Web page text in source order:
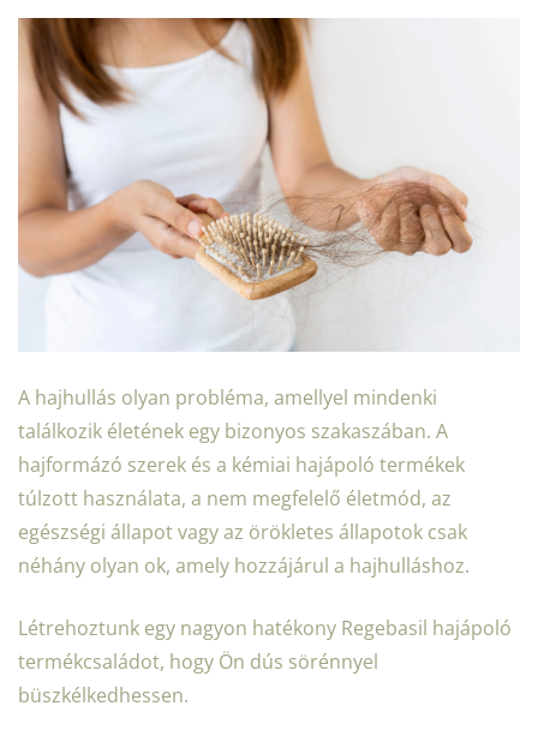
A hajhullás olyan probléma, amellyel mindenki
találkozik életének egy bizonyos szakaszában. A
hajformázó szerek és a kémiai hajápoló termékek
túlzott használata, a nem megfelelő életmód, az
egészségi állapot vagy az örökletes állapotok csak
néhány olyan ok, amely hozzájárul a hajhulláshoz.
Létrehoztunk egy nagyon hatékony Regebasil hajápoló
termékcsaládot, hogy Ön dús sörénnyel
büszkélkedhessen.